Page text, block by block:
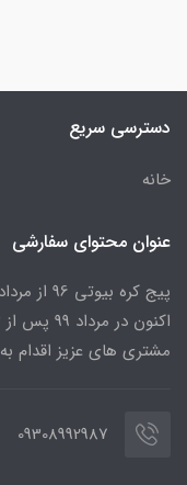
دسترسی سریع
خانه
عنوان محتوای سفارشی
مشتری های عزیز
09308992987